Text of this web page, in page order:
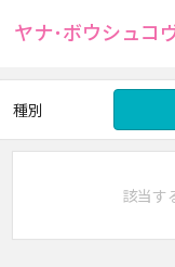
ヤナ･ボウシュコ
種別
該当す